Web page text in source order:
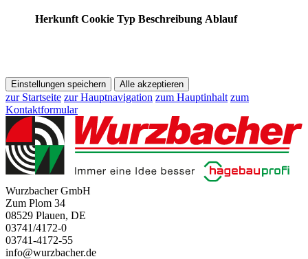
Herkunft Cookie Typ Beschreibung Ablauf
Einstellungen speichern Alle akzeptieren
zur Startseite zur Hauptnavigation zum Hauptinhalt zum
Kontaktformular
Wurzbacher GmbH
Zum Plom 34
08529 Plauen, DE
03741/4172-0
03741-4172-55
info@wurzbacher.de